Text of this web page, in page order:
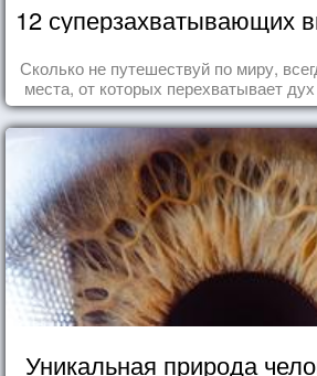
12 суперзахватывающих
Сколько не путешествуй по миру,
места, от которых перехватывает
Уникальная природа